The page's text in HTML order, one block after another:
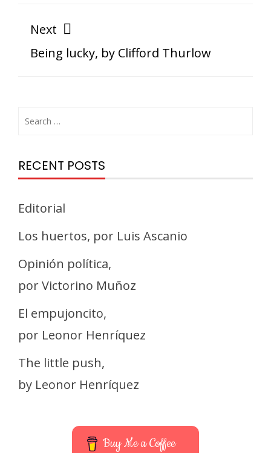
Next
Being lucky, by Clifford Thurlow
RECENT POSTS
Editorial
Los huertos, por Luis Ascanio
Opinión política,
por Victorino Muñoz
El empujoncito,
por Leonor Henríquez
The little push,
by Leonor Henríquez
Buy Me a Coffee